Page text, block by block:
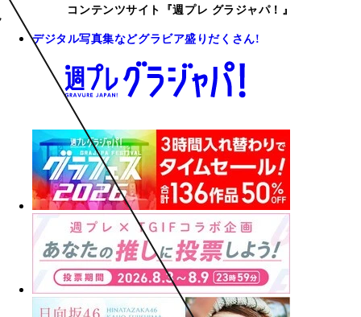
コンテンツサイト『週プレ グラジャパ！』
デジタル写真集などグラビア盛りだくさん!